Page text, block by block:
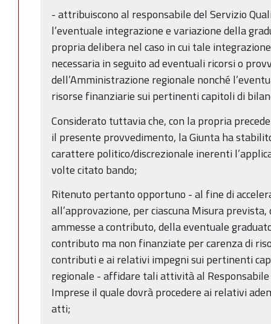
- attribuiscono al responsabile del Servizio
l’eventuale integrazione e variazione della
propria delibera nel caso in cui tale
necessaria in seguito ad eventuali ricorsi o
dell’Amministrazione regionale nonché
risorse finanziarie sui pertinenti capitoli di
Considerato tuttavia che, con la propria
il presente provvedimento, la Giunta ha
carattere politico/discrezionale inerenti
volte citato bando;
Ritenuto pertanto opportuno - al fine di
all’approvazione, per ciascuna Misura
ammesse a contributo, della eventuale
contributo ma non finanziate per carenza di
contributi e ai relativi impegni sui pertinenti
regionale - affidare tali attività al
Imprese il quale dovrà procedere ai relativi
atti;